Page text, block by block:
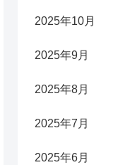
2025年10月
2025年9月
2025年8月
2025年7月
2025年6月